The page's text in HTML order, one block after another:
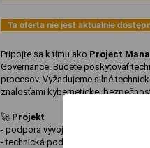
Ta oferta nie jest aktualnie
Pripojte sa k tímu ako Project
Governance. Budete poskytovať
procesov. Vyžadujeme silné
znalosťami kybernetickej
🚀 Projekt
- podpora vývoja enterprise identity
- technická podpora Operation tímu